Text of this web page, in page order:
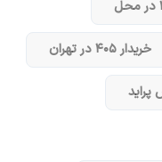
خریدار ۴۰۵ در تهران
پراید